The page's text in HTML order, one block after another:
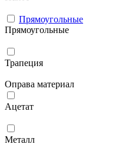
Прямоугольные
Прямоугольные
Трапеция
Оправа материал
Ацетат
Металл